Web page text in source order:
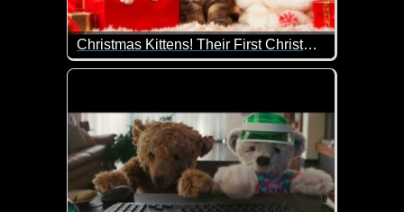
Christmas Kittens! Their First Christmas is Pure Magic
Das erste Weihnachten für die kleinen Kätzchen